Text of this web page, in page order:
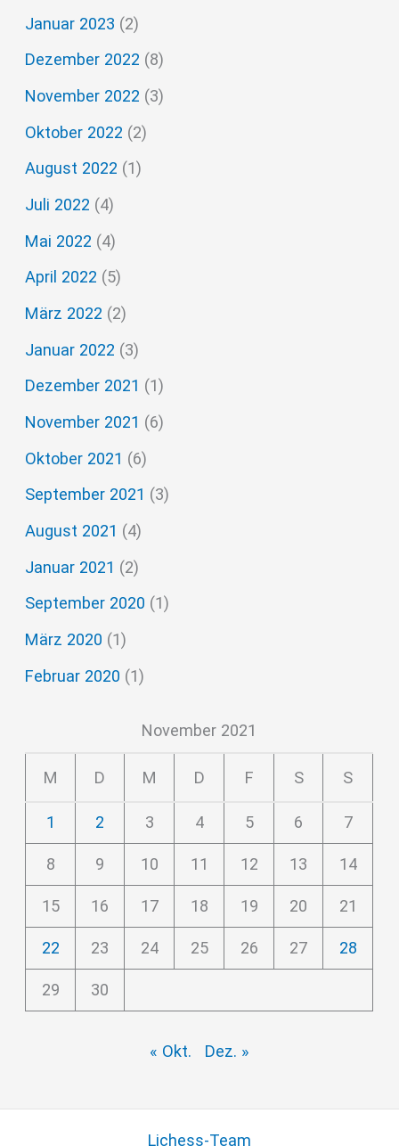
Januar 2023 (2)
Dezember 2022 (8)
November 2022 (3)
Oktober 2022 (2)
August 2022 (1)
Juli 2022 (4)
Mai 2022 (4)
April 2022 (5)
März 2022 (2)
Januar 2022 (3)
Dezember 2021 (1)
November 2021 (6)
Oktober 2021 (6)
September 2021 (3)
August 2021 (4)
Januar 2021 (2)
September 2020 (1)
März 2020 (1)
Februar 2020 (1)
November 2021
M D M D F S S
1 2 3 4 5 6 7
8 9 10 11 12 13 14
15 16 17 18 19 20 21
22 23 24 25 26 27 28
29 30
« Okt. Dez. »
Lichess-Team